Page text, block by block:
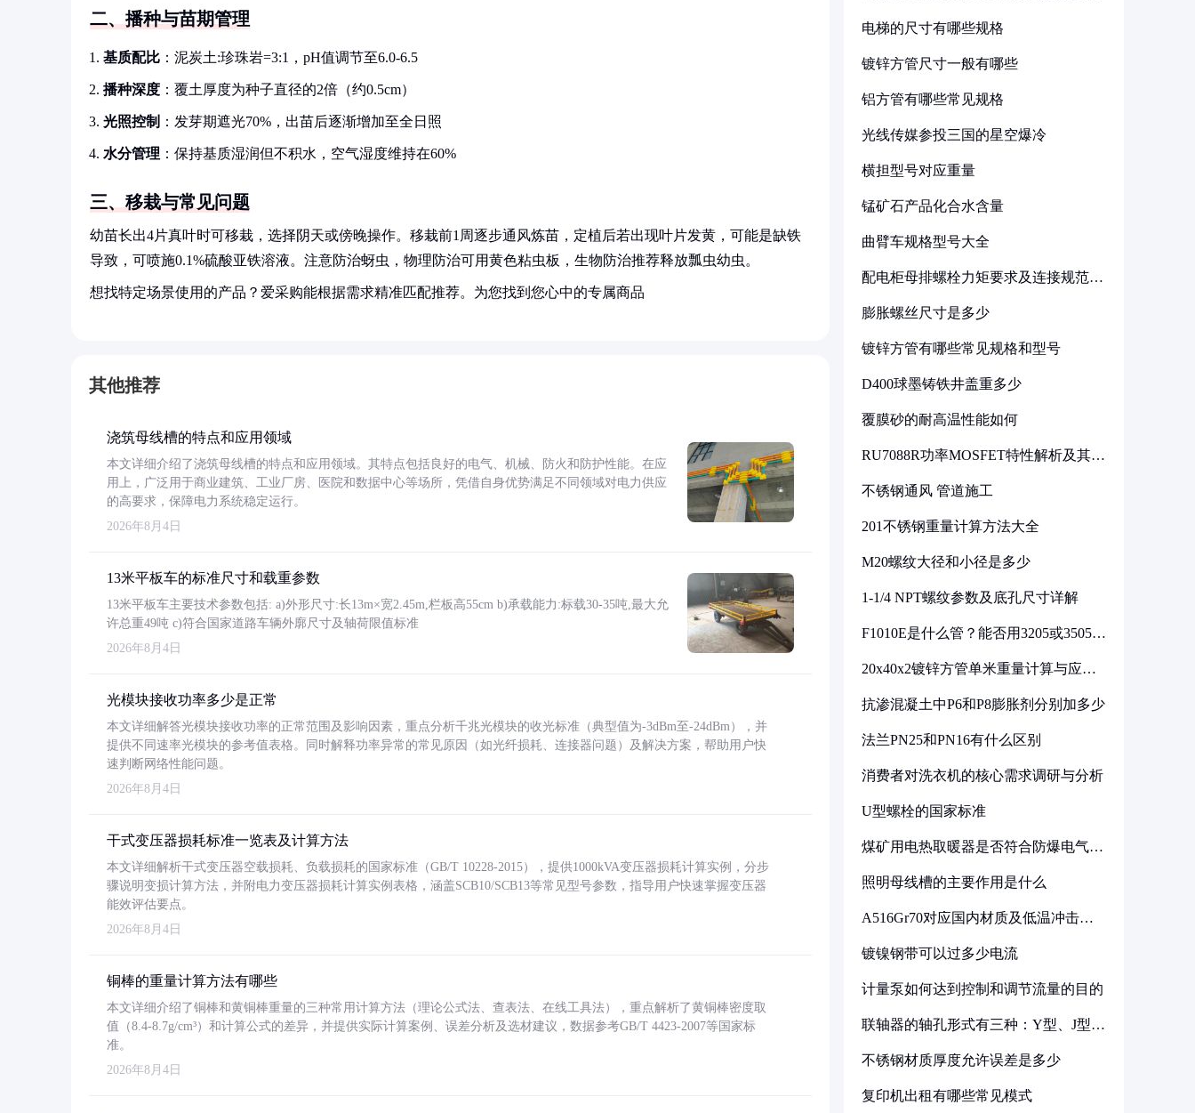
二、播种与苗期管理
基质配比 ：泥炭土:珍珠岩=3:1，pH值调节至6.0-6.5
播种深度 ：覆土厚度为种子直径的2倍（约0.5cm）
光照控制 ：发芽期遮光70%，出苗后逐渐增加至全日照
水分管理 ：保持基质湿润但不积水，空气湿度维持在60%
三、移栽与常见问题
幼苗长出4片真叶时可移栽，选择阴天或傍晚操作。移栽前1周逐步通风炼苗，定植后若出现叶片发黄，可能是缺铁
导致，可喷施0.1%硫酸亚铁溶液。注意防治蚜虫，物理防治可用黄色粘虫板，生物防治推荐释放瓢虫幼虫。
想找特定场景使用的产品？爱采购能根据需求精准匹配推荐。为您找到您心中的专属商品
其他推荐
浇筑母线槽的特点和应用领域
本文详细介绍了浇筑母线槽的特点和应用领域。其特点包括良好的电气、机械、防火和防护性能。在应
用上，广泛用于商业建筑、工业厂房、医院和数据中心等场所，凭借自身优势满足不同领域对电力供应
的高要求，保障电力系统稳定运行。
2026年8月4日
13米平板车的标准尺寸和载重参数
13米平板车主要技术参数包括: a)外形尺寸:长13m×宽2.45m,栏板高55cm b)承载能力:标载30-35吨,最大允
许总重49吨 c)符合国家道路车辆外廓尺寸及轴荷限值标准
2026年8月4日
光模块接收功率多少是正常
本文详细解答光模块接收功率的正常范围及影响因素，重点分析千兆光模块的收光标准（典型值为-3dBm至-24dBm），并
提供不同速率光模块的参考值表格。同时解释功率异常的常见原因（如光纤损耗、连接器问题）及解决方案，帮助用户快
速判断网络性能问题。
2026年8月4日
干式变压器损耗标准一览表及计算方法
本文详细解析干式变压器空载损耗、负载损耗的国家标准（GB/T 10228-2015），提供1000kVA变压器损耗计算实例，分步
骤说明变损计算方法，并附电力变压器损耗计算实例表格，涵盖SCB10/SCB13等常见型号参数，指导用户快速掌握变压器
能效评估要点。
2026年8月4日
铜棒的重量计算方法有哪些
本文详细介绍了铜棒和黄铜棒重量的三种常用计算方法（理论公式法、查表法、在线工具法），重点解析了黄铜棒密度取
值（8.4-8.7g/cm³）和计算公式的差异，并提供实际计算案例、误差分析及选材建议，数据参考GB/T 4423-2007等国家标
准。
2026年8月4日
电梯的尺寸有哪些规格
镀锌方管尺寸一般有哪些
铝方管有哪些常见规格
光线传媒参投三国的星空爆冷
横担型号对应重量
锰矿石产品化合水含量
曲臂车规格型号大全
配电柜母排螺栓力矩要求及连接规范详
膨胀螺丝尺寸是多少
镀锌方管有哪些常见规格和型号
D400球墨铸铁井盖重多少
覆膜砂的耐高温性能如何
RU7088R功率MOSFET特性解析及其在
不锈钢通风 管道施工
201不锈钢重量计算方法大全
M20螺纹大径和小径是多少
1-1/4 NPT螺纹参数及底孔尺寸详解
F1010E是什么管？能否用3205或3505代
20x40x2镀锌方管单米重量计算与应用
抗渗混凝土中P6和P8膨胀剂分别加多少
法兰PN25和PN16有什么区别
消费者对洗衣机的核心需求调研与分析
U型螺栓的国家标准
煤矿用电热取暖器是否符合防爆电气设
照明母线槽的主要作用是什么
A516Gr70对应国内材质及低温冲击要
镀镍钢带可以过多少电流
计量泵如何达到控制和调节流量的目的
联轴器的轴孔形式有三种：Y型、J型、
不锈钢材质厚度允许误差是多少
复印机出租有哪些常见模式